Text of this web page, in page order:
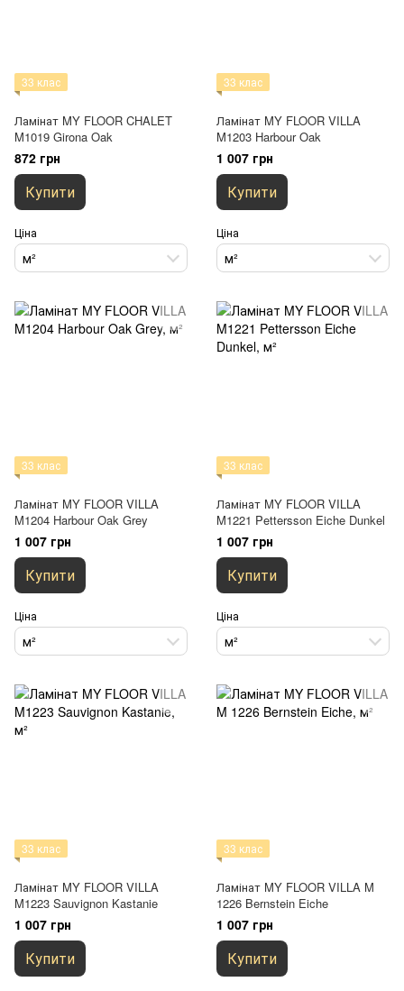
33 клас
Ламінат MY FLOOR CHALET
M1019 Girona Oak
872 грн
Купити
Ціна
м²
33 клас
Ламінат MY FLOOR VILLA
M1203 Harbour Oak
1 007 грн
Купити
Ціна
м²
33 клас
Ламінат MY FLOOR VILLA
M1204 Harbour Oak Grey
1 007 грн
Купити
Ціна
м²
33 клас
Ламінат MY FLOOR VILLA
M1221 Pettersson Eiche Dunkel
1 007 грн
Купити
Ціна
м²
33 клас
Ламінат MY FLOOR VILLA
M1223 Sauvignon Kastanie
1 007 грн
Купити
33 клас
Ламінат MY FLOOR VILLA M
1226 Bernstein Eiche
1 007 грн
Купити